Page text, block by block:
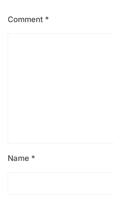
Comment *
Name *